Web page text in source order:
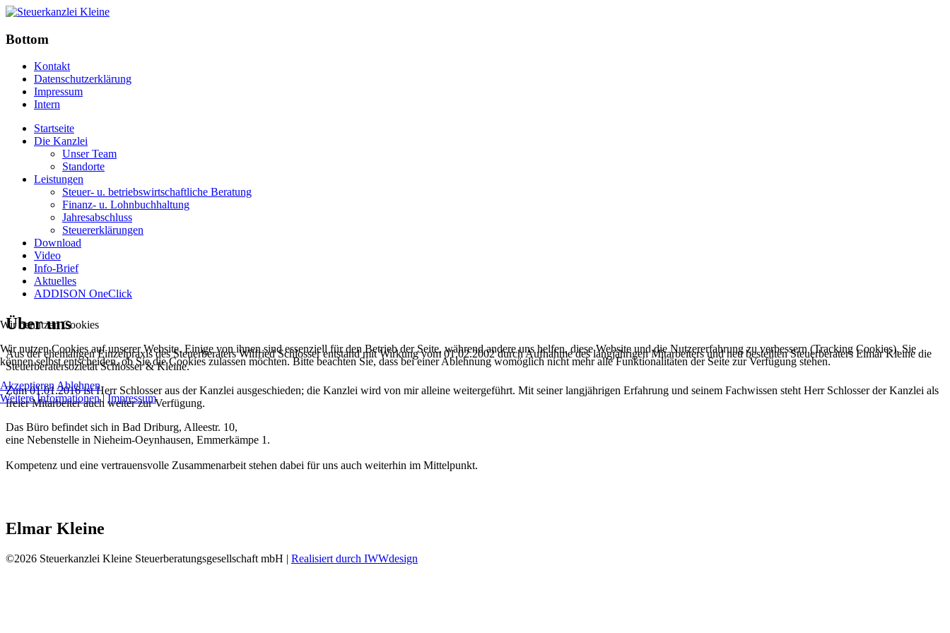
Bottom
Kontakt
Datenschutzerklärung
Impressum
Intern
Startseite
Die Kanzlei
Unser Team
Standorte
Leistungen
Steuer- u. betriebswirtschaftliche Beratung
Finanz- u. Lohnbuchhaltung
Jahresabschluss
Steuererklärungen
Download
Video
Info-Brief
Aktuelles
ADDISON OneClick
Über uns
Aus der ehemaligen Einzelpraxis des Steuerberaters Wilfried Schlosser entstand mit Wirkung vom 01.02.2002 durch Aufnahme des langjährigen Mitarbeiters und neu bestellten Steuerberaters Elmar Kleine die
Steuerberatersozietät Schlosser & Kleine.
Zum 01.01.2016 ist Herr Schlosser aus der Kanzlei ausgeschieden; die Kanzlei wird von mir alleine weitergeführt. Mit seiner langjährigen Erfahrung und seinem Fachwissen steht Herr Schlosser der Kanzlei als
freier Mitarbeiter auch weiter zur Verfügung.
Das Büro befindet sich in Bad Driburg, Alleestr. 10,
eine Nebenstelle in Nieheim-Oeynhausen, Emmerkämpe 1.
Kompetenz und eine vertrauensvolle Zusammenarbeit stehen dabei für uns auch weiterhin im Mittelpunkt.
Elmar Kleine
©2026 Steuerkanzlei Kleine Steuerberatungsgesellschaft mbH | Realisiert durch IWWdesign
Wir benutzen Cookies
Wir nutzen Cookies auf unserer Website. Einige von ihnen sind essenziell für den Betrieb der Seite, während andere uns helfen, diese Website und die Nutzererfahrung zu verbessern (Tracking Cookies). Sie
können selbst entscheiden, ob Sie die Cookies zulassen möchten. Bitte beachten Sie, dass bei einer Ablehnung womöglich nicht mehr alle Funktionalitäten der Seite zur Verfügung stehen.
Akzeptieren Ablehnen
Weitere Informationen|Impressum